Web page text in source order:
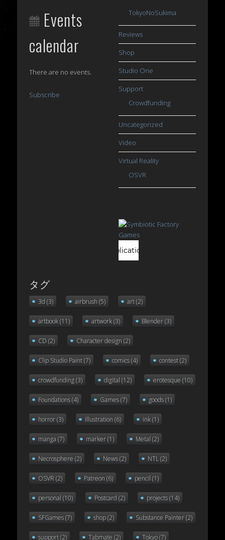
Events
calendar
There are no events.
Subscribe
TokyoNoSukima
Reviews
Shop
Studio One
Support
Crowdfunding
Uncategorized
Video
Virtual Reality
OSVR
タグ
3d (3) airbrush (5) art(2)
artbook(11) artwork(3) Blender(3)
CD (2) Character design (2)
Clip Studio Paint(7) comics(4) contest(2)
crowdfunding(3) digital (12) erotesque (10)
Foundations(4) Games(7) goods(1)
horror(3) illustration (6) ink(1)
manga (7) marker(1) Metal (2)
Necrosphere (2) News(2) NTL(2)
OSVR (2) Patreon (6) pencil (1)
personal (10) Postcard (2) projects(14)
SFGames(7) shop(2) Substance Painter(2)
support(2) Tabmate (2) Tokyo(7)